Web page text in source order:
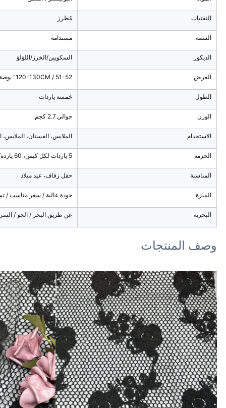
التقنيات مُطرز
السمة مستدامة
الديكور السكويين/الخرز/اللؤلؤ
العرض 120-130CM / 51-52" بوصة / 1.2-1.3 ياردات
الطول خمسة ياردات
الوزن حوالي 2.7 كجم
الاستخدام الملابس، الفستان، الملابس،
الحزمة 5 ياردات لكل كيس، 60 ياردة/طن
المناسبة حفل زفاف، عيد ميلاد
الميزة جودة عالية / سعر مناسب /
البحرية عن طريق البحر / الجو /
وصف المنتجات